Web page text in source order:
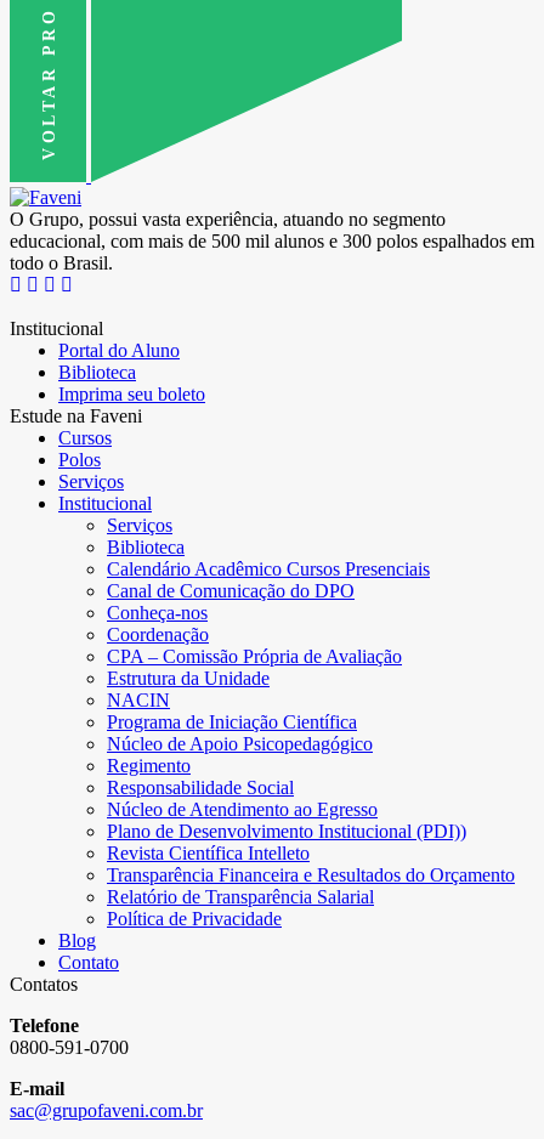
VOLTAR PRO TOPO
O Grupo, possui vasta experiência, atuando no segmento
educacional, com mais de 500 mil alunos e 300 polos espalhados em
todo o Brasil.
Institucional
Portal do Aluno
Biblioteca
Imprima seu boleto
Estude na Faveni
Cursos
Polos
Serviços
Institucional
Serviços
Biblioteca
Calendário Acadêmico Cursos Presenciais
Canal de Comunicação do DPO
Conheça-nos
Coordenação
CPA – Comissão Própria de Avaliação
Estrutura da Unidade
NACIN
Programa de Iniciação Científica
Núcleo de Apoio Psicopedagógico
Regimento
Responsabilidade Social
Núcleo de Atendimento ao Egresso
Plano de Desenvolvimento Institucional (PDI))
Revista Científica Intelleto
Transparência Financeira e Resultados do Orçamento
Relatório de Transparência Salarial
Política de Privacidade
Blog
Contato
Contatos
Telefone
0800-591-0700
E-mail
sac@grupofaveni.com.br